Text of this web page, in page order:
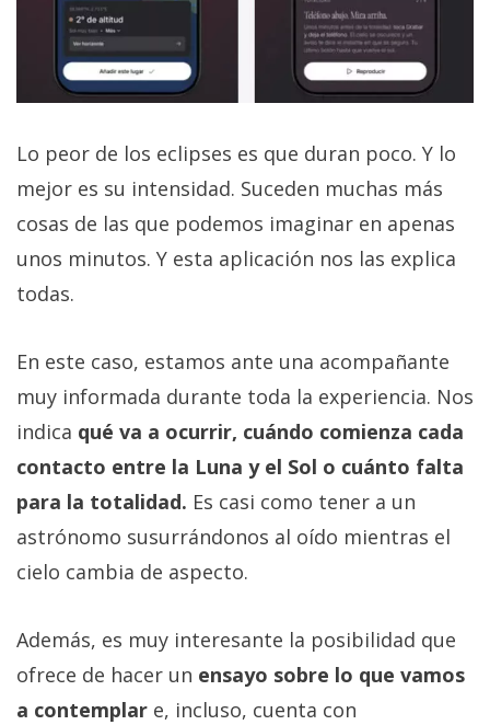
Lo peor de los eclipses es que duran poco. Y lo
mejor es su intensidad. Suceden muchas más
cosas de las que podemos imaginar en apenas
unos minutos. Y esta aplicación nos las explica
todas.
En este caso, estamos ante una acompañante
muy informada durante toda la experiencia. Nos
indica qué va a ocurrir, cuándo comienza cada
contacto entre la Luna y el Sol o cuánto falta
para la totalidad. Es casi como tener a un
astrónomo susurrándonos al oído mientras el
cielo cambia de aspecto.
Además, es muy interesante la posibilidad que
ofrece de hacer un ensayo sobre lo que vamos
a contemplar e, incluso, cuenta con